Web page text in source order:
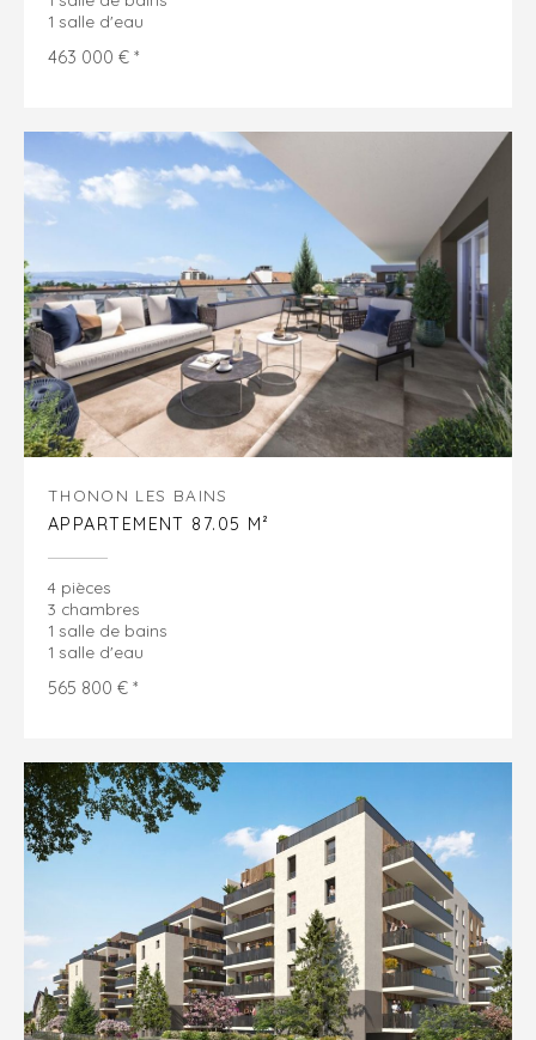
1 salle d'eau
463 000 € *
THONON LES BAINS
APPARTEMENT 87.05 M²
4 pièces
3 chambres
1 salle de bains
1 salle d'eau
565 800 € *